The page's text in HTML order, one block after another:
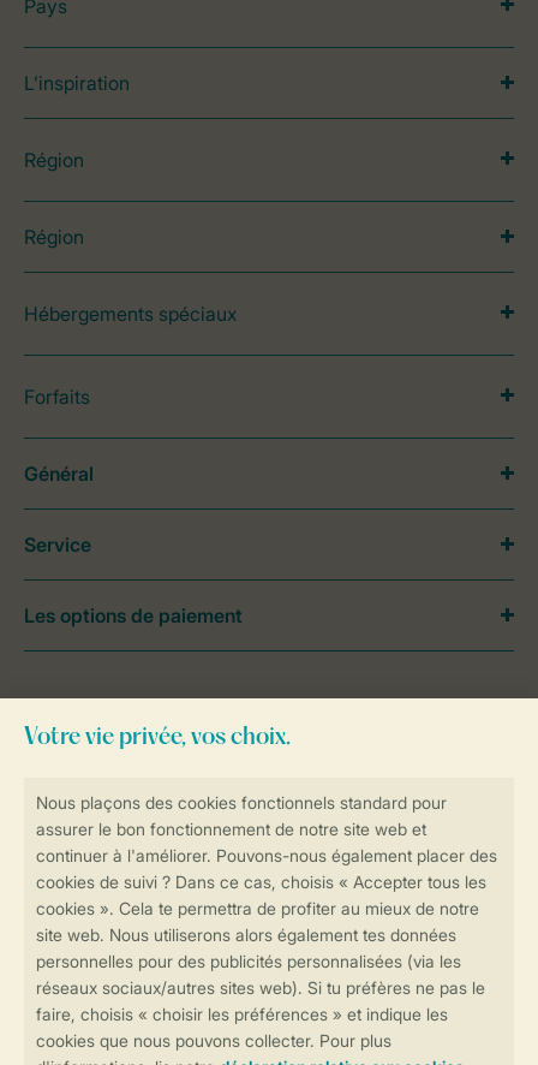
Réservations en ligne rapides et sécurisées
Transmission sécurisée des données
Paiement sécurisé
Pays
L’inspiration
Région
Région
Hébergements spéciaux
Forfaits
contactez notreContact Center.
Général
Service
Les options de paiement